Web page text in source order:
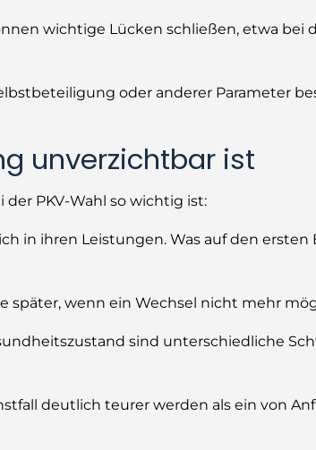
wichtige Lücken schließen, etwa bei
oder anderer Parameter
unverzichtbar ist
PKV-Wahl so wichtig ist:
in ihren Leistungen. Was auf den ersten
später, wenn ein Wechsel nicht mehr
sind unterschiedliche
deutlich teurer werden als ein von